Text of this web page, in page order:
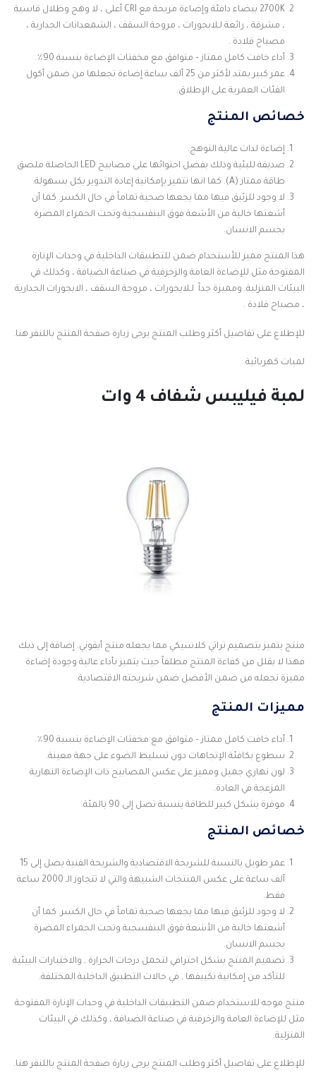
2700K بيضاء دافئة وإضاءة مريحة مع CRI أعلى ، لا وهج وظلال قاسية
، مشرقة ، رائعة لـلابجورات ، مروحة السقف ، الشمعدانات الجدارية ،
مصباح قلادة .
أداء خافت كامل ممتاز – متوافق مع مخفتات الإضاءة بنسبة 90٪
.
عمر كبير يمتد لأكثر من 25 ألف ساعة إضاءة تجعلها من ضمن أكول
الفئات العمرية على الإطلاق.
خصائص المنتج
إضاءة لدات عالية التوهج.
صديقة للبئية وذلك بفضل احتوائها على مصابيح LED الحاصلة ملصق
طاقة ممتاز (A). كما انها تتميز بإمكانية إعادة التدوير بكل بسهولة.
لا وجود للزئبق فيها مما يجعها صحية تماماً في حال الكسر. كما أن
أشعتها خالية من الأشعة فوق البنفسجية وتحت الحمراء المضرة
بجسم الانسان.
هذا المنتج مميز للأستخدام ضمن للتطبيقات الداخلية في وحدات الإنارة
المفتوحة مثل للإضاءة العامة والزخرفية في صناعة الضيافة ، وكذلك في
البيئات المنزلية. ومميزة جداً لـلابجورات ، مروحة السقف ، الابجورات الجدارية
، مصباح قلادة .
للإطلاع على تفاصيل أكثر وطلب المنتج يرجى زيارة صفحة المنتج باللنقر هنا.
لمبات كهربائية
لمبة فيليبس شفاف 4 وات
منتج يتميز بتصميم تراثي كلاسيكي مما يجعله منتج أيقوني. إضافة إلى ذبك
فهذا لا يقلل من كفاءة المنتج مطلقاً حيث يتميز بأداء عالية وجودة إضاءة
مميزة تجعله من ضمن الأفضل ضمن شريحته الاقتصادية.
مميزات المنتج
أداء خافت كامل ممتاز – متوافق مع مخفتات الإضاءة بنسبة 90٪.
سطوع بكافئة الإتجاهات دون تسليط الضوء على جهة معينة.
لون نهاري جميل ومميز على عكس المصابيح ذات الإضاءة النهارية
المزعجة في العادة.
موفرة بشكل كبير للطاقة بنسبة تصل إلى 90 بالمئة.
خصائص المنتج
عمر طويل بالنسبة للشريحة الاقتصادية والشريحة الفنية يصل إلى 15
ألف ساعة على عكس المنتجات الشبيهة والتي لا تتجاوز الـ 2000 ساعة
فقط.
لا وجود للزئبق فيها مما يجعها صحية تماماً في حال الكسر. كما أن
أشعتها خالية من الأشعة فوق البنفسجية وتحت الحمراء المضرة
بجسم الانسان.
تصميم المنتج بشكل احترافي لتحمل درجات الحرارة , والاختبارات البيئية
للتأكد من إمكانية تكييفها , في حالات التطبيق الداخلية المختلفة.
منتج موجه للاستخدام ضمن التطبيقات الداخلية في وحدات الإنارة المفتوحة
مثل للإضاءة العامة والزخرفية في صناعة الضيافة ، وكذلك في البيئات
المنزلية.
للإطلاع على تفاصيل أكثر وطلب المنتج يرجى زيارة صفحة المنتج باللنقر هنا.